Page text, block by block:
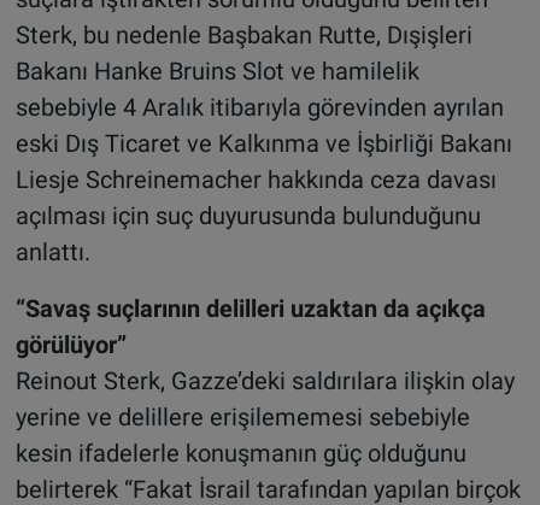
Sterk, bu nedenle Başbakan Rutte, Dışişleri
Bakanı Hanke Bruins Slot ve hamilelik
sebebiyle 4 Aralık itibarıyla görevinden ayrılan
eski Dış Ticaret ve Kalkınma ve İşbirliği Bakanı
Liesje Schreinemacher hakkında ceza davası
açılması için suç duyurusunda bulunduğunu
anlattı.
“Savaş suçlarının delilleri uzaktan da açıkça
görülüyor”
Reinout Sterk, Gazze’deki saldırılara ilişkin olay
yerine ve delillere erişilememesi sebebiyle
kesin ifadelerle konuşmanın güç olduğunu
belirterek “Fakat İsrail tarafından yapılan birçok